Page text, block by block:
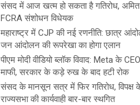
संसद में आज खत्म हो सकता है गतिरोध,
FCRA संशोधन विधेयक
महाराष्ट्र में CJP की नई रणनीति: छात्र
जन आंदोलन की रूपरेखा का होगा एलान
पीएम मोदी वीडियो ब्लॉक विवाद: Meta के
माफी, सरकार के कड़े रुख के बाद हटी रोक
संसद के मानसून सत्र में फिर गतिरोध,
राज्यसभा की कार्यवाही बार-बार स्थगित